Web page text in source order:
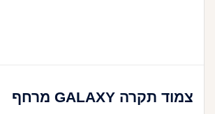
צמוד תקרה GALAXY מרחף